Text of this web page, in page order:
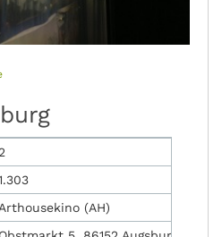
2
Arthousekino (AH)